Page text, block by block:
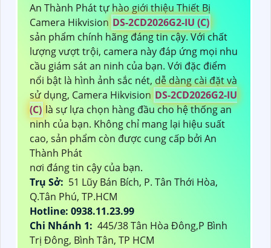
An Thành Phát tự hào giới thiệu Thiết Bị
Camera Hikvision DS-2CD2026G2-IU (C)
sản phẩm chính hãng đáng tin cậy. Với chất
lượng vượt trội, camera này đáp ứng mọi nhu
cầu giám sát an ninh của bạn. Với đặc điểm
nổi bật là hình ảnh sắc nét, dễ dàng cài đặt và
sử dụng, Camera Hikvision DS-2CD2026G2-IU
(C) là sự lựa chọn hàng đầu cho hệ thống an
ninh của bạn. Không chỉ mang lại hiệu suất
cao, sản phẩm còn được cung cấp bởi An
Thành Phát
nơi đáng tin cậy của bạn.
Trụ Sở: 51 Lũy Bán Bích, P. Tân Thới Hòa,
Q.Tân Phú, TP.HCM
Hotline: 0938.11.23.99
Chi Nhánh 1: 445/38 Tân Hòa Đông,P Bình
Trị Đông, Bình Tân, TP HCM